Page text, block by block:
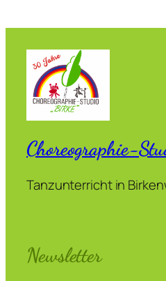
Choreographie-
Tanzunterricht in
Newsletter